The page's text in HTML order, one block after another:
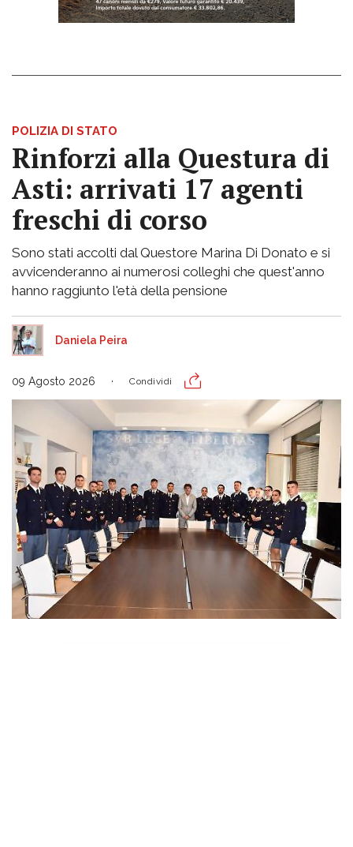
POLIZIA DI STATO
Rinforzi alla Questura di
Asti: arrivati 17 agenti
freschi di corso
Sono stati accolti dal Questore Marina Di Donato e si
avvicenderanno ai numerosi colleghi che quest'anno
hanno raggiunto l'età della pensione
Daniela Peira
09 Agosto 2026 Condividi